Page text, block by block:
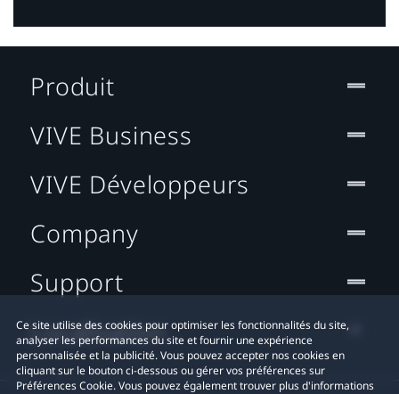
Ce site utilise des cookies pour optimiser les fonctionnalités du site,
analyser les performances du site et fournir une expérience
personnalisée et la publicité. Vous pouvez accepter nos cookies en
cliquant sur le bouton ci-dessous ou gérer vos préférences sur
Préférences Cookie. Vous pouvez également trouver plus d'informations
Produit
VIVE Business
VIVE Développeurs
Company
Support
Localisation